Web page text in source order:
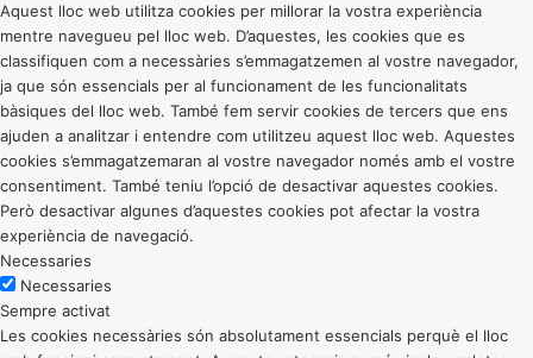
Aquest lloc web utilitza cookies per millorar la vostra experiència
mentre navegueu pel lloc web. D’aquestes, les cookies que es
classifiquen com a necessàries s’emmagatzemen al vostre navegador,
ja que són essencials per al funcionament de les funcionalitats
bàsiques del lloc web. També fem servir cookies de tercers que ens
ajuden a analitzar i entendre com utilitzeu aquest lloc web. Aquestes
cookies s’emmagatzemaran al vostre navegador només amb el vostre
consentiment. També teniu l’opció de desactivar aquestes cookies.
Però desactivar algunes d’aquestes cookies pot afectar la vostra
experiència de navegació.
Necessaries
Necessaries
Sempre activat
Les cookies necessàries són absolutament essencials perquè el lloc